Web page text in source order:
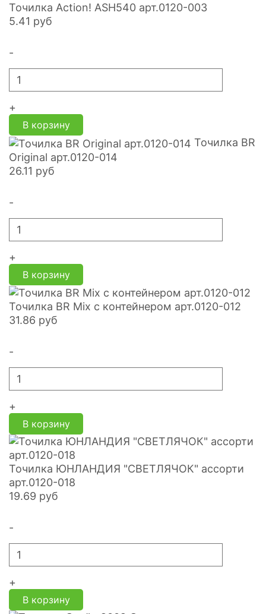
Точилка Action! ASH540 арт.0120-003
5.41 руб
-
+
В корзину
Точилка BR
Original арт.0120-014
26.11 руб
-
+
В корзину
Точилка BR Mix с контейнером арт.0120-012
31.86 руб
-
+
В корзину
Точилка ЮНЛАНДИЯ "СВЕТЛЯЧОК" ассорти
арт.0120-018
19.69 руб
-
+
В корзину